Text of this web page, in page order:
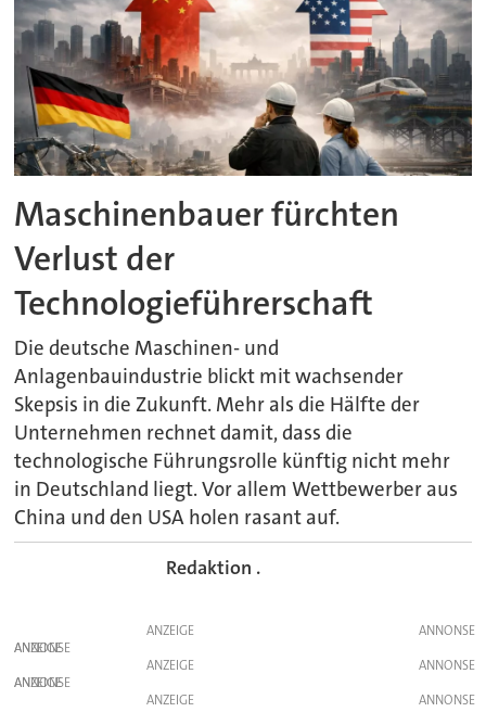
Maschinenbauer fürchten
Verlust der
Technologieführerschaft
Die deutsche Maschinen- und
Anlagenbauindustrie blickt mit wachsender
Skepsis in die Zukunft. Mehr als die Hälfte der
Unternehmen rechnet damit, dass die
technologische Führungsrolle künftig nicht mehr
in Deutschland liegt. Vor allem Wettbewerber aus
China und den USA holen rasant auf.
Redaktion .
ANZEIGE
ANZEIGE
ANZEIGE
ANZEIGE
ANZEIGE